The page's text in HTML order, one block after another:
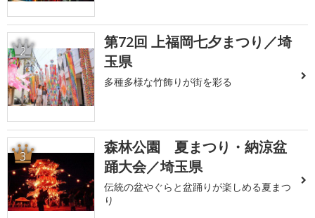
2
第72回 上福岡七夕まつり／埼
玉県
多種多様な竹飾りが街を彩る
3
森林公園 夏まつり・納涼盆
踊大会／埼玉県
伝統の盆やぐらと盆踊りが楽しめる夏まつ
り